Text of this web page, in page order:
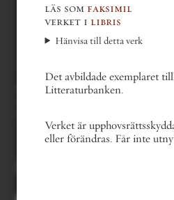
läs som faksimil
verket i libris
Hänvisa till detta verk
Det avbildade exemplaret
Litteraturbanken.
Verket är
eller förändras. Får inte
gå bakåt en del
gå till sista sidan
gå till sida . . .vii av xlviii